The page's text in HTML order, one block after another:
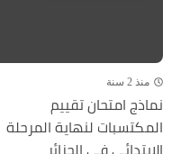
منذ 2 سنة
نماذج امتحان تقييم
المكتسبات لنهاية المرحلة